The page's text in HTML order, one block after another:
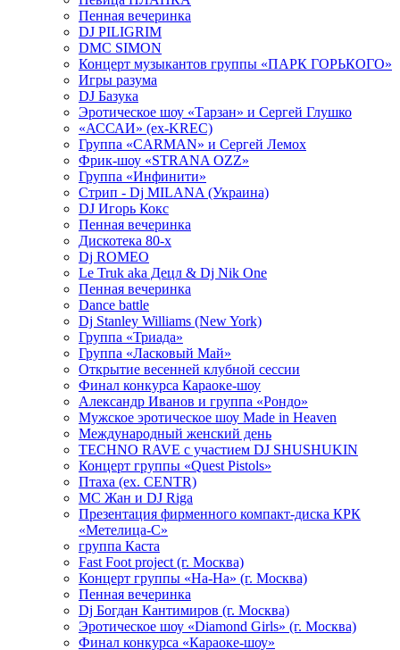
Пенная вечеринка
DJ PILIGRIM
DMC SIMON
Концерт музыкантов группы «ПАРК ГОРЬКОГО»
Игры разума
DJ Базука
Эротическое шоу «Тарзан» и Сергей Глушко
«АССАИ» (ex-KREC)
Группа «CARMAN» и Сергей Лемох
Фрик-шоу «STRANA OZZ»
Группа «Инфинити»
Стрип - Dj MILANA (Украина)
DJ Игорь Кокс
Пенная вечеринка
Дискотека 80-х
Dj ROMEO
Le Truk aka Децл & Dj Nik One
Пенная вечеринка
Dance battle
Dj Stanley Williams (New York)
Группа «Триада»
Группа «Ласковый Май»
Открытие весенней клубной сессии
Финал конкурса Караоке-шоу
Александр Иванов и группа «Рондо»
Мужское эротическое шоу Made in Heaven
Международный женский день
TECHNO RAVE с участием DJ SHUSHUKIN
Концерт группы «Quest Pistols»
Птаха (ex. CENTR)
МС Жан и DJ Riga
Презентация фирменного компакт-диска КРК
«Метелица-С»
группа Каста
Fast Foot project (г. Москва)
Концерт группы «На-На» (г. Москва)
Пенная вечеринка
Dj Богдан Кантимиров (г. Москва)
Эротическое шоу «Diamond Girls» (г. Москва)
Финал конкурса «Караоке-шоу»